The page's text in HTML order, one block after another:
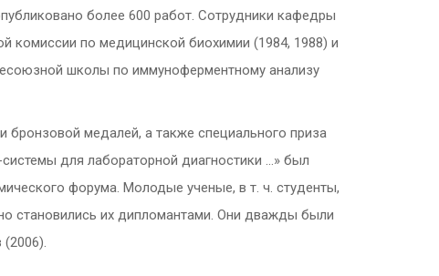
более 600 работ. Сотрудники кафедры
комиссии по медицинской биохимии (1984, 1988) и
школы по иммуноферментному анализу
бронзовой медалей, а также специального приза
для лабораторной диагностики …» был
форума. Молодые ученые, в т. ч. студенты,
становились их дипломантами. Они дважды были